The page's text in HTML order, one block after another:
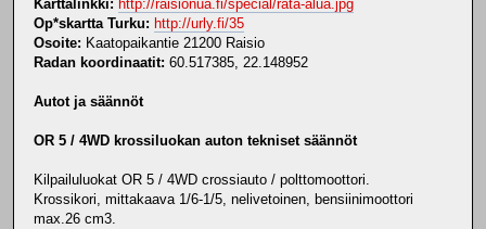
Karttalinkki: http://raisionua.fi/special/rata-alua.jpg
Op*skartta Turku: http://urly.fi/35
Osoite: Kaatopaikantie 21200 Raisio
Radan koordinaatit: 60.517385, 22.148952
Autot ja säännöt
OR 5 / 4WD krossiluokan auton tekniset säännöt
Kilpailuluokat OR 5 / 4WD crossiauto / polttomoottori.
Krossikori, mittakaava 1/6-1/5, nelivetoinen, bensiinimoottori
max.26 cm3.